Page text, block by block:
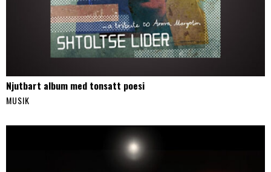
Njutbart album med tonsatt poesi
MUSIK